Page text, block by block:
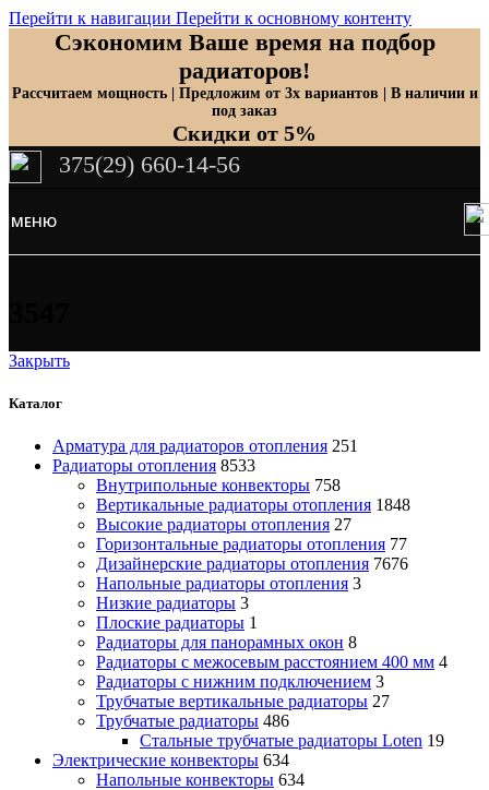
Перейти к навигации Перейти к основному контенту
Сэкономим Ваше время на подбор
радиаторов!
Рассчитаем мощность | Предложим от 3х вариантов | В наличии и
под заказ
Скидки от 5%
375(29) 660-14-56
МЕНЮ
Закрыть
Каталог
Арматура для радиаторов отопления 251
Радиаторы отопления 8533
Внутрипольные конвекторы 758
Вертикальные радиаторы отопления 1848
Высокие радиаторы отопления 27
Горизонтальные радиаторы отопления 77
Дизайнерские радиаторы отопления 7676
Напольные радиаторы отопления 3
Низкие радиаторы 3
Плоские радиаторы 1
Радиаторы для панорамных окон 8
Радиаторы с межосевым расстоянием 400 мм 4
Радиаторы с нижним подключением 3
Трубчатые вертикальные радиаторы 27
Трубчатые радиаторы 486
Cтальные трубчатые радиаторы Loten 19
Электрические конвекторы 634
Напольные конвекторы 634